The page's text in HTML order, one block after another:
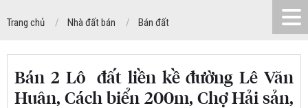
Trang chủ Nhà đất bán Bán đất
Bán 2 Lô đất liền kề đường Lê Văn
Huân, Cách biển 200m, Chợ Hải sản,